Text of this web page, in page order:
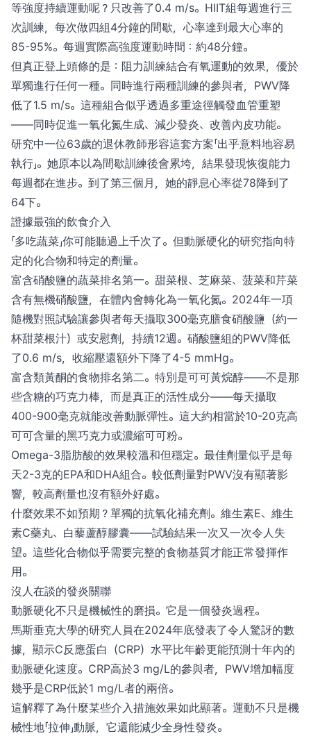
等強度持續運動呢？只改善了0.4 m/s。HIIT組每週進行三
次訓練，每次做四組4分鐘的間歇，心率達到最大心率的
85-95%。每週實際高強度運動時間：約48分鐘。
但真正登上頭條的是：阻力訓練結合有氧運動的效果，優於
單獨進行任何一種。同時進行兩種訓練的參與者，PWV降
低了1.5 m/s。這種組合似乎透過多重途徑觸發血管重塑
——同時促進一氧化氮生成、減少發炎、改善內皮功能。
研究中一位63歲的退休教師形容這套方案「出乎意料地容易
執行」。她原本以為間歇訓練後會累垮，結果發現恢復能力
每週都在進步。到了第三個月，她的靜息心率從78降到了
64下。
證據最強的飲食介入
「多吃蔬菜」你可能聽過上千次了。但動脈硬化的研究指向特
定的化合物和特定的劑量。
富含硝酸鹽的蔬菜排名第一。甜菜根、芝麻菜、菠菜和芹菜
含有無機硝酸鹽，在體內會轉化為一氧化氮。2024年一項
隨機對照試驗讓參與者每天攝取300毫克膳食硝酸鹽（約一
杯甜菜根汁）或安慰劑，持續12週。硝酸鹽組的PWV降低
了0.6 m/s，收縮壓還額外下降了4-5 mmHg。
富含類黃酮的食物排名第二。特別是可可黃烷醇——不是那
些含糖的巧克力棒，而是真正的活性成分——每天攝取
400-900毫克就能改善動脈彈性。這大約相當於10-20克高
可可含量的黑巧克力或濃縮可可粉。
Omega-3脂肪酸的效果較溫和但穩定。最佳劑量似乎是每
天2-3克的EPA和DHA組合。較低劑量對PWV沒有顯著影
響，較高劑量也沒有額外好處。
什麼效果不如預期？單獨的抗氧化補充劑。維生素E、維生
素C藥丸、白藜蘆醇膠囊——試驗結果一次又一次令人失
望。這些化合物似乎需要完整的食物基質才能正常發揮作
用。
沒人在談的發炎關聯
動脈硬化不只是機械性的磨損。它是一個發炎過程。
馬斯垂克大學的研究人員在2024年底發表了令人驚訝的數
據，顯示C反應蛋白（CRP）水平比年齡更能預測十年內的
動脈硬化速度。CRP高於3 mg/L的參與者，PWV增加幅度
幾乎是CRP低於1 mg/L者的兩倍。
這解釋了為什麼某些介入措施效果如此顯著。運動不只是機
械性地「拉伸」動脈，它還能減少全身性發炎。